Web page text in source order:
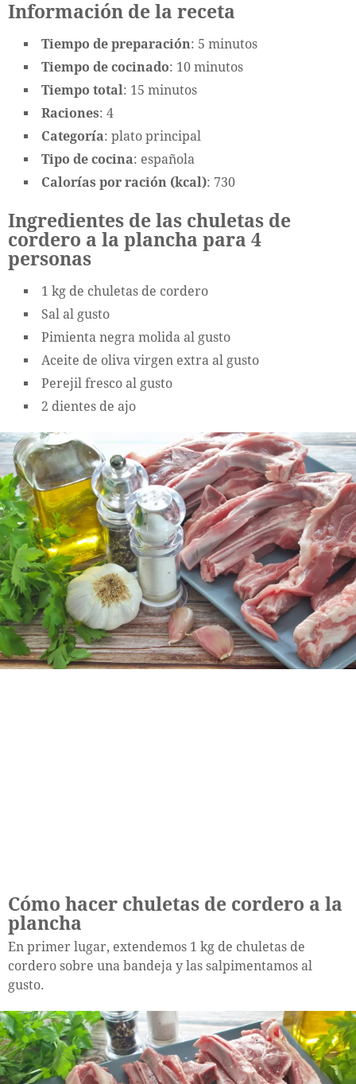
Información de la receta
Tiempo de preparación: 5 minutos
Tiempo de cocinado: 10 minutos
Tiempo total : 15 minutos
Raciones: 4
Categoría: plato principal
Tipo de cocina: española
Calorías por ración (kcal): 730
Ingredientes de las chuletas de
cordero a la plancha para 4
personas
1 kg de chuletas de cordero
Sal al gusto
Pimienta negra molida al gusto
Aceite de oliva virgen extra al gusto
Perejil fresco al gusto
2 dientes de ajo
Cómo hacer chuletas de cordero a la
plancha
En primer lugar, extendemos 1 kg de chuletas de
cordero sobre una bandeja y las salpimentamos al
gusto.